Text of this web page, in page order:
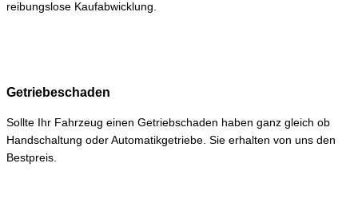
reibungslose Kaufabwicklung.
Getriebeschaden
Sollte Ihr Fahrzeug einen Getriebschaden haben ganz gleich ob
Handschaltung oder Automatikgetriebe. Sie erhalten von uns den
Bestpreis.